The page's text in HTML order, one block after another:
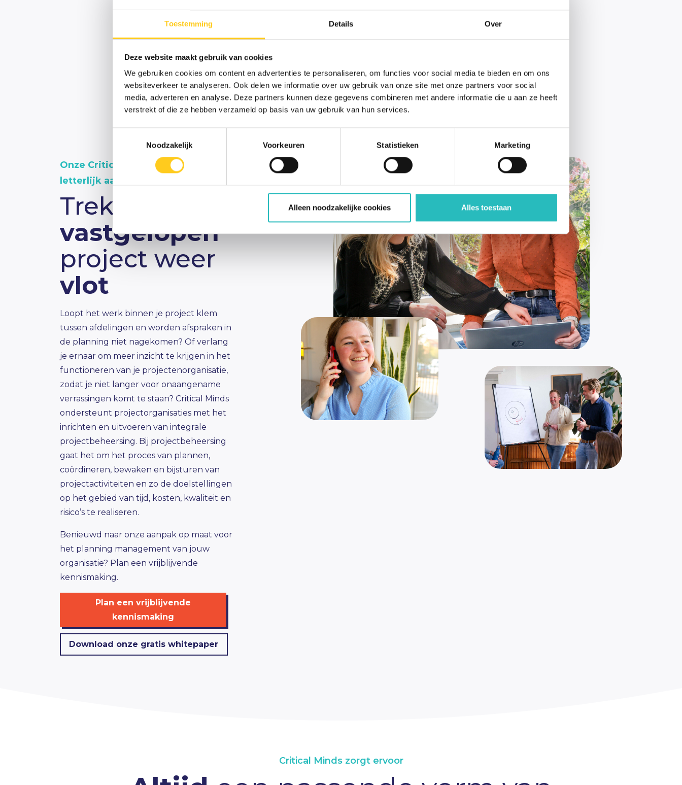
Toestemming Details Over
Deze website maakt gebruik van cookies
We gebruiken cookies om content en advertenties te personaliseren, om functies voor social media te bieden en om ons
websiteverkeer te analyseren. Ook delen we informatie over uw gebruik van onze site met onze partners voor social
media, adverteren en analyse. Deze partners kunnen deze gegevens combineren met andere informatie die u aan ze heeft
verstrekt of die ze hebben verzameld op basis van uw gebruik van hun services.
Noodzakelijk
Voorkeuren Statistieken Marketing
Alleen noodzakelijke cookies Alles toestaan
Optimaliseerje planning en
krijggrip!
Onze Critical Minds springen
letterlijk aan boord
Trek het
vastgelopen
project weer
vlot
Loopt het werk binnen je project klem
tussen afdelingen en worden afspraken in
de planning niet nagekomen? Of verlang
je ernaar om meer inzicht te krijgen in het
functioneren van je projectenorganisatie,
zodat je niet langer voor onaangename
verrassingen komt te staan? Critical Minds
ondersteunt projectorganisaties met het
inrichten en uitvoeren van integrale
projectbeheersing. Bij projectbeheersing
gaat het om het proces van plannen,
coördineren, bewaken en bijsturen van
projectactiviteiten en zo de doelstellingen
op het gebied van tijd, kosten, kwaliteit en
risico’s te realiseren.
Benieuwd naar onze aanpak op maat voor
het planning management van jouw
organisatie? Plan een vrijblijvende
kennismaking.
Plan een vrijblijvende
kennismaking
Download onze gratis whitepaper
Critical Minds zorgt ervoor